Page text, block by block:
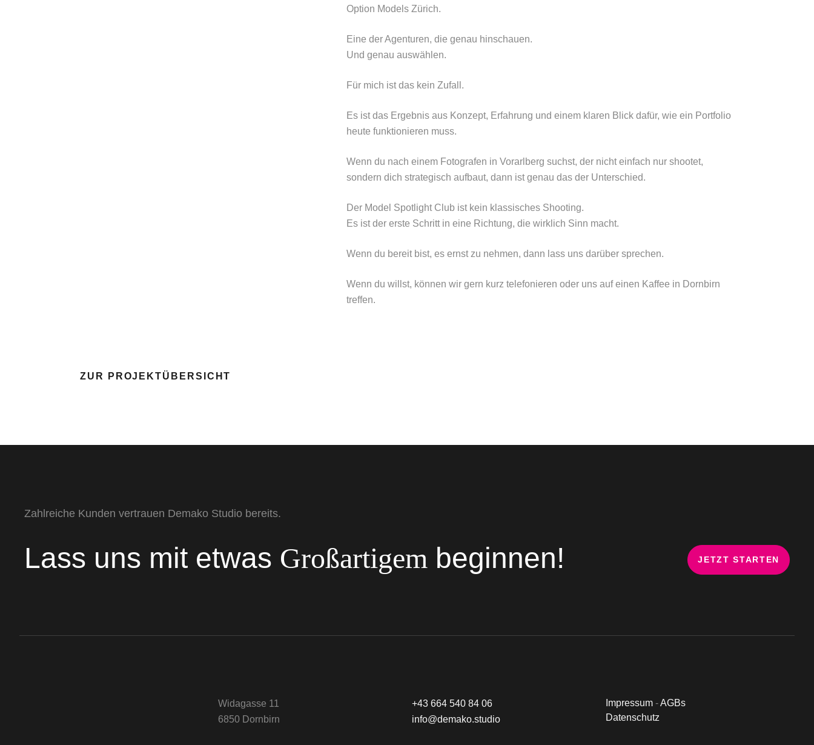
Option Models Zürich.
Eine der Agenturen, die genau hinschauen.
Und genau auswählen.
Für mich ist das kein Zufall.
Es ist das Ergebnis aus Konzept, Erfahrung und einem klaren Blick dafür, wie ein Portfolio
heute funktionieren muss.
Wenn du nach einem Fotografen in Vorarlberg suchst, der nicht einfach nur shootet,
sondern dich strategisch aufbaut, dann ist genau das der Unterschied.
Der Model Spotlight Club ist kein klassisches Shooting.
Es ist der erste Schritt in eine Richtung, die wirklich Sinn macht.
Wenn du bereit bist, es ernst zu nehmen, dann lass uns darüber sprechen.
Wenn du willst, können wir gern kurz telefonieren oder uns auf einen Kaffee in Dornbirn
treffen.
ZUR PROJEKTÜBERSICHT
Zahlreiche Kunden vertrauen Demako Studio bereits.
Lass uns mit etwas Großartigem beginnen! JETZT STARTEN
Widagasse 11
6850 Dornbirn
+43 664 540 84 06
info@demako.studio
Impressum -AGBs
Datenschutz